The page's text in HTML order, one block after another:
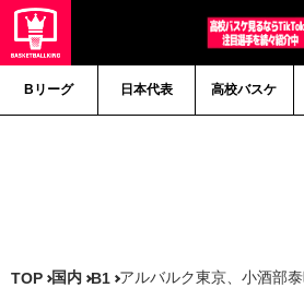
Bリーグ 日本代表 高校バスケ
TOP 国内 B1 アルバルク東京、小酒部